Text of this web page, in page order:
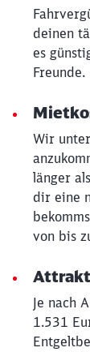
deinen
es
Freunde.
Wir
länger
dir eine
von bis
Je nach
1.531